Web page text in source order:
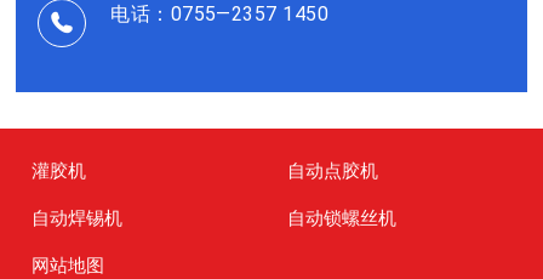
电话：0755—2357 1450
灌胶机
自动点胶机
自动焊锡机
自动锁螺丝机
网站地图